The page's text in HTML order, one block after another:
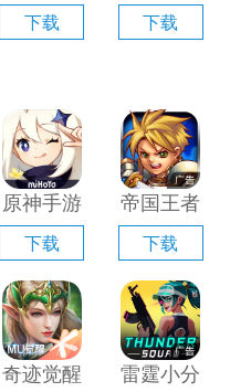
电脑版
「含模拟
下载
斗电脑版
「含模拟
下载
原神手游
电脑版
「含模拟
器」
下载
帝国王者
归来电脑
版「含模
拟器」
下载
奇迹觉醒
雷霆小分